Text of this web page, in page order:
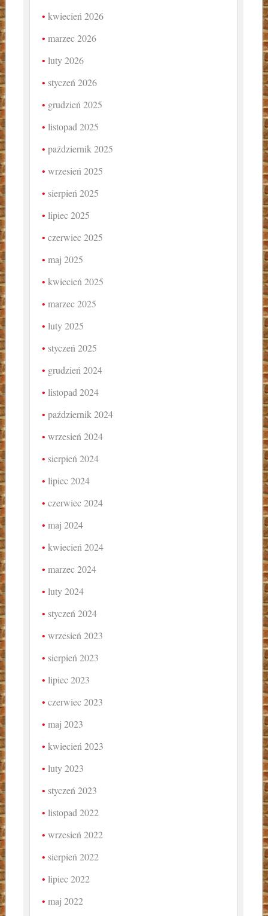
kwiecień 2026
marzec 2026
luty 2026
styczeń 2026
grudzień 2025
listopad 2025
październik 2025
wrzesień 2025
sierpień 2025
lipiec 2025
czerwiec 2025
maj 2025
kwiecień 2025
marzec 2025
luty 2025
styczeń 2025
grudzień 2024
listopad 2024
październik 2024
wrzesień 2024
sierpień 2024
lipiec 2024
czerwiec 2024
maj 2024
kwiecień 2024
marzec 2024
luty 2024
styczeń 2024
wrzesień 2023
sierpień 2023
lipiec 2023
czerwiec 2023
maj 2023
kwiecień 2023
luty 2023
styczeń 2023
listopad 2022
wrzesień 2022
sierpień 2022
lipiec 2022
maj 2022